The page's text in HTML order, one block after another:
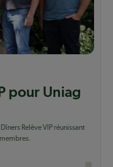
pour Uniag
Relève VIP réunissant